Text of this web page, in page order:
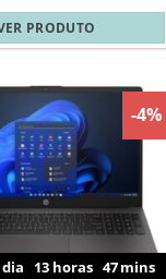
PRODUTO
-4%
dia 13 horas 47mins